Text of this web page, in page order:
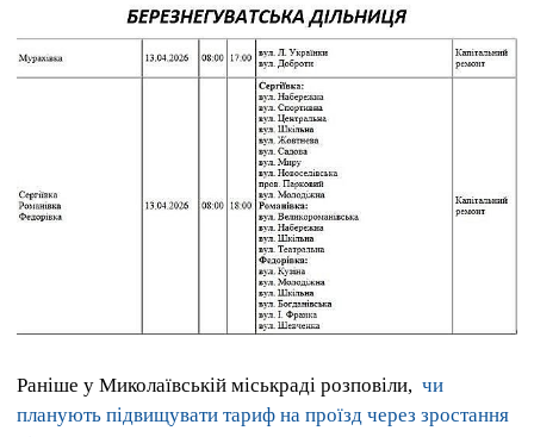
Раніше у Миколаївській міськраді розповіли, чи
планують підвищувати тариф на проїзд через зростання